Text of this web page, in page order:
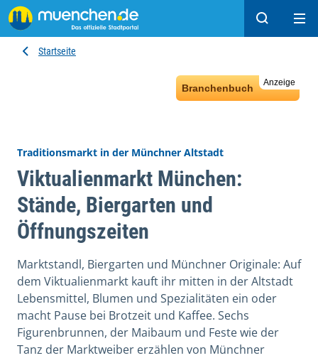
Suchen
Startseite
Anzeige
Branchenbuch
Traditionsmarkt in der Münchner Altstadt
Viktualienmarkt München:
Stände, Biergarten und
Öffnungszeiten
Marktstandl, Biergarten und Münchner Originale: Auf
dem Viktualienmarkt kauft ihr mitten in der Altstadt
Lebensmittel, Blumen und Spezialitäten ein oder
macht Pause bei Brotzeit und Kaffee. Sechs
Figurenbrunnen, der Maibaum und Feste wie der
Tanz der Marktweiber erzählen von Münchner